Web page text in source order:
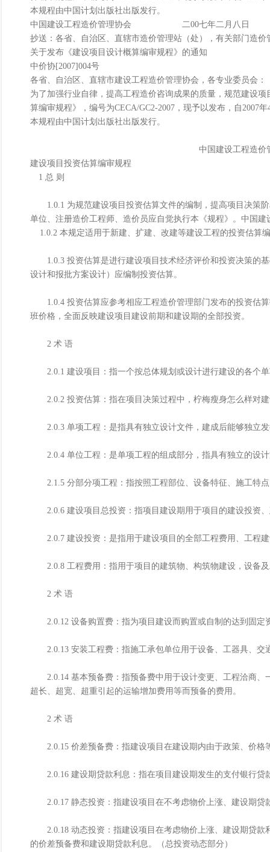
本规程由中国计划出版社出版发行。
中国建设工程造价管理协会 二00七年二月八日
抄送：各省、自治区、直辖市造价管理站（处），有关部门造价
关于发布《建设项目设计概算编审规程》的通知
中价协[2007]004号
各省、自治区、直辖市建设工程造价管理协会，各专业委员会：
为了加强行业自律，提高工程造价咨询成果的质量，规范建设
算编审规程》，编号为CECA/GC2-2007，现予以发布，自2007
本规程由中国计划出版社出版发行。
中国建设工程造价管理
建设项目投资估算编审规程
1 总 则
1.0.1 为规范建设项目投资估算文件的编制，提高项目决策阶
单位、注册造价工程师、造价员应自觉执行本《规程》。中国
1.0.2 本规定适用于新建、扩建、改建等建设工程的投资估算
1.0.3 投资估算是进行建设项目技术经济评价和投资决策的基
设计和报批方案设计）应编制投资估算。
1.0.4 投资估算应参考相应工程造价管理部门发布的投资估算
班价格，全面反映建设项目建设前期和建设期的全部投资。
2 术 语
2.0.1 建设项目：指一个按总体规划或设计进行建设的各个
2.0.2 投资估算：指在项目决策过程中，柠梅瘦身怎么样对
2.0.3 单项工程：是指具有独立设计文件，建成后能够独立
2.0.4 单位工程：是单项工程的组成部分，指具有独立的设计
2.1.5 分部分项工程：指按照工程部位、设备特征、施工特
2.0.6 建设项目总投资：指项目建设期用于项目的建设投资
2.0.7 建设投资：是指用于建设项目的全部工程费用、工程建
2.0.8 工程费用：指用于项目的建筑物、构筑物建设，设备
2 术 语
2.0.12 设备购置费：指为项目建设而购置或自制的达到固定
2.0.13 安装工程费：指施工承包单位用于设备、工器具、交
2.0.14 基本预备费：指预备费中用于设计变更、工程洽商、
超长、超宽、超重引起的运输增加费用等而预备的费用。
2 术 语
2.0.15 价差预备费：指建设项目在建设期内由于政策、价格
2.0.16 建设期贷款利息：指在项目建设期发生的支付银行贷
2.0.17 静态投资：指建设项目在不考虑物价上涨、建设期贷
2.0.18 动态投资：指建设项目在考虑物价上涨、建设期贷款
的价差预备费和建设期贷款利息。（总投资动态部分）